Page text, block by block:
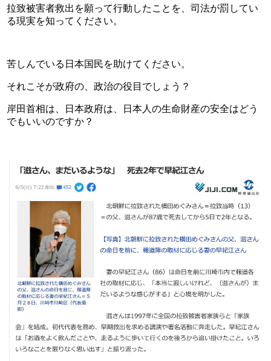
拉致被害者救出を願って行動したことを、司法が罰してい
る現実を知ってください。
苦しんでいる日本国民を助けてください。
それこそが政府の、政治の役目でしょう？
岸田首相は、日本政府は、日本人の生命財産の安全はどう
でもいいのですか？